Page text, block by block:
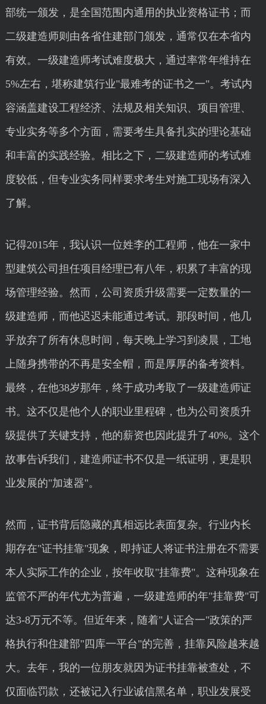
部统一颁发，是全国范围内通用的执业资格证书；而
二级建造师则由各省住建部门颁发，通常仅在本省内
有效。一级建造师考试难度极大，通过率常年维持在
5%左右，堪称建筑行业"最难考的证书之一"。考试内
容涵盖建设工程经济、法规及相关知识、项目管理、
专业实务等多个方面，需要考生具备扎实的理论基础
和丰富的实践经验。相比之下，二级建造师的考试难
度较低，但专业实务同样要求考生对施工现场有深入
了解。
记得2015年，我认识一位姓李的工程师，他在一家中
型建筑公司担任项目经理已有八年，积累了丰富的现
场管理经验。然而，公司资质升级需要一定数量的一
级建造师，而他迟迟未能通过考试。那段时间，他几
乎放弃了所有休息时间，每天晚上学习到凌晨，工地
上随身携带的不再是安全帽，而是厚厚的备考资料。
最终，在他38岁那年，终于成功考取了一级建造师证
书。这不仅是他个人的职业里程碑，也为公司资质升
级提供了关键支持，他的薪资也因此提升了40%。这个
故事告诉我们，建造师证书不仅是一纸证明，更是职
业发展的"加速器"。
然而，证书背后隐藏的真相远比表面复杂。行业内长
期存在"证书挂靠"现象，即持证人将证书注册在不需要
本人实际工作的企业，按年收取"挂靠费"。这种现象在
监管不严的年代尤为普遍，一级建造师的年"挂靠费"可
达3-8万元不等。但近年来，随着"人证合一"政策的严
格执行和住建部"四库一平台"的完善，挂靠风险越来越
大。去年，我的一位朋友就因为证书挂靠被查处，不
仅面临罚款，还被记入行业诚信黑名单，职业发展受